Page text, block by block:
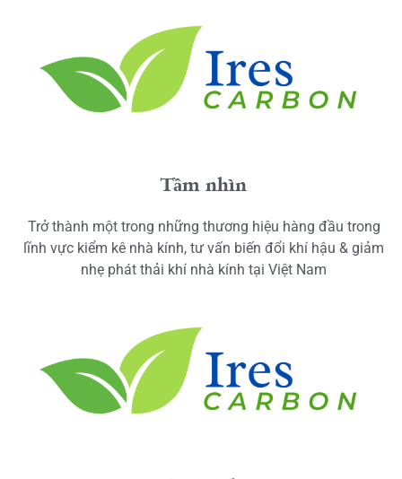
Tầm nhìn
Trở thành một trong những thương hiệu hàng đầu trong
lĩnh vực kiểm kê nhà kính, tư vấn biến đổi khí hậu & giảm
nhẹ phát thải khí nhà kính tại Việt Nam